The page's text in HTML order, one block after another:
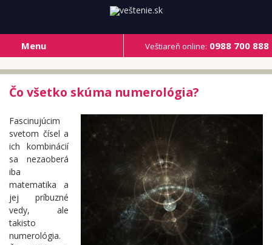
Veštiareň online: 0988 700 888
Menu
Čo všetko skúma numerológia?
Fascinujúcim
svetom čísel a
ich kombinácií
sa nezaoberá
iba
matematika a
jej príbuzné
vedy, ale
takisto
numerológia.